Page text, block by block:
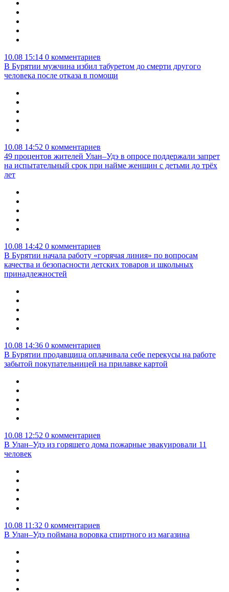
10.08 15:14 0 комментариев
В Бурятии мужчина избил табуретом до смерти другого
человека после отказа в помощи
10.08 14:52 0 комментариев
49 процентов жителей Улан–Удэ в опросе поддержали запрет
на испытательный срок при найме женщин с детьми до трёх
лет
10.08 14:42 0 комментариев
В Бурятии начала работу «горячая линия» по вопросам
качества и безопасности детских товаров и школьных
принадлежностей
10.08 14:36 0 комментариев
В Бурятии продавщица оплачивала себе перекусы на работе
забытой покупательницей на прилавке картой
10.08 12:52 0 комментариев
В Улан–Удэ из горящего дома пожарные эвакуировали 11
человек
10.08 11:32 0 комментариев
В Улан–Удэ поймана воровка спиртного из магазина